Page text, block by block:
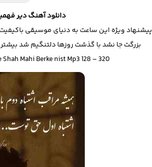
دانلود آهنگ دیر
پیشنهاد ویژه این ساعت به دنیای موسیقی
ﺑﺰرﮔﺖ ﺟﺎ ﻧﺸﺪ ﺑﺎ ﮔﺬﺷﺖ روزﻫﺎ دﻟﺘﻨﮕﻴﻢ ﺷﺪ ﺑﻴﺸﺘﺮ
Mahi Berke nist Mp3 128 – 320